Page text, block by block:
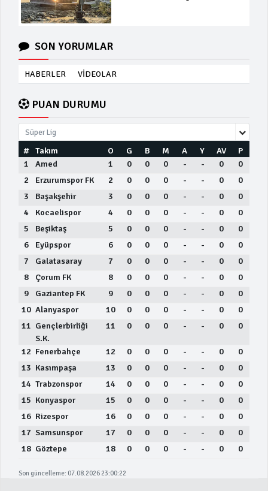
SON YORUMLAR
HABERLER VİDEOLAR
PUAN DURUMU
Süper Lig
# Takım O G B M A Y AV
P
1
Amed 1 0 0 0 - - 0
0
2
Erzurumspor FK 2 0 0 0 - - 0
0
3
Başakşehir 3 0 0 0 - - 0
0
4
Kocaelispor 4 0 0 0 - - 0
0
5
Beşiktaş 5 0 0 0 - - 0
0
6
Eyüpspor 6 0 0 0 - - 0
0
7
Galatasaray 7 0 0 0 - - 0
0
8
Çorum FK 8 0 0 0 - - 0
0
9
Gaziantep FK 9 0 0 0 - - 0
0
10 Alanyaspor 10 0 0 0 - - 0
0
11 Gençlerbirliği
S.K.
11 0 0 0 - - 0 0
12 Fenerbahçe 12 0 0 0 - - 0
0
13 Kasımpaşa 13 0 0 0 - - 0
0
14 Trabzonspor 14 0 0 0 - - 0
0
15 Konyaspor 15 0 0 0 - - 0
0
16 Rizespor 16 0 0 0 - - 0
0
17 Samsunspor 17 0 0 0 - - 0
0
18 Göztepe 18 0 0 0 - - 0 0
Son güncelleme: 07.08.2026 23:00:22